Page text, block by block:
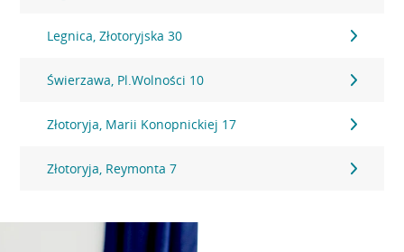
Legnica, Złotoryjska 30
Świerzawa, Pl.Wolności 10
Złotoryja, Marii Konopnickiej 17
Złotoryja, Reymonta 7